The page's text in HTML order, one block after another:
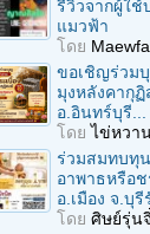
รีวิวจากผู้ใ
แมวฟ้า
โดย
ขอเชิญร่วมบุ
มุงหลังคากุฏิ
อ.อินทร์บุรี...
โดยไข่หวา
ร่วมสมทบทุ
อาพาธหรือ
อ.เมือง จ.บุรี
โดย ศิษย์รุ่น